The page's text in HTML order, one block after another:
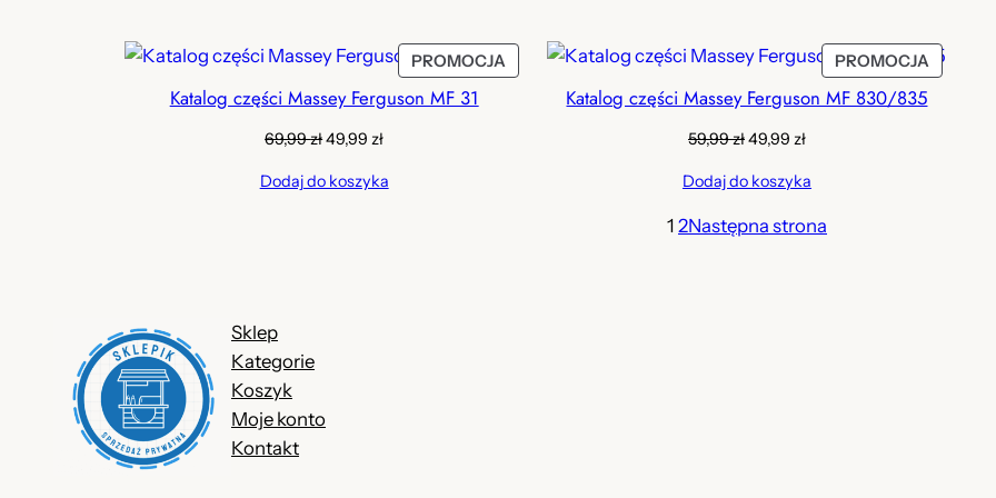
PROMOCJA PRODUKT
W
PROMOCJI
Katalog części Massey Ferguson MF 31
69,99złPierwotna
wynosiła:
49,99złAktualna
wynosi:
Dodaj do koszyka
PROMOCJA
W
Katalog części Massey Ferguson MF 830/835
59,99złPierwotna
wynosiła:
49,99 złAktualna
wynosi:
Dodaj do koszyka
1 2Następna strona
Sklep
Kategorie
Koszyk
Moje konto
Kontakt